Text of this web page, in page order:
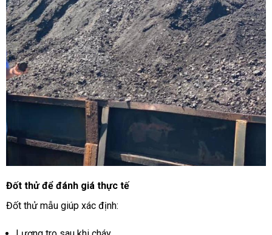
Đốt thử để đánh giá thực tế
Đốt thử mẫu giúp xác định: